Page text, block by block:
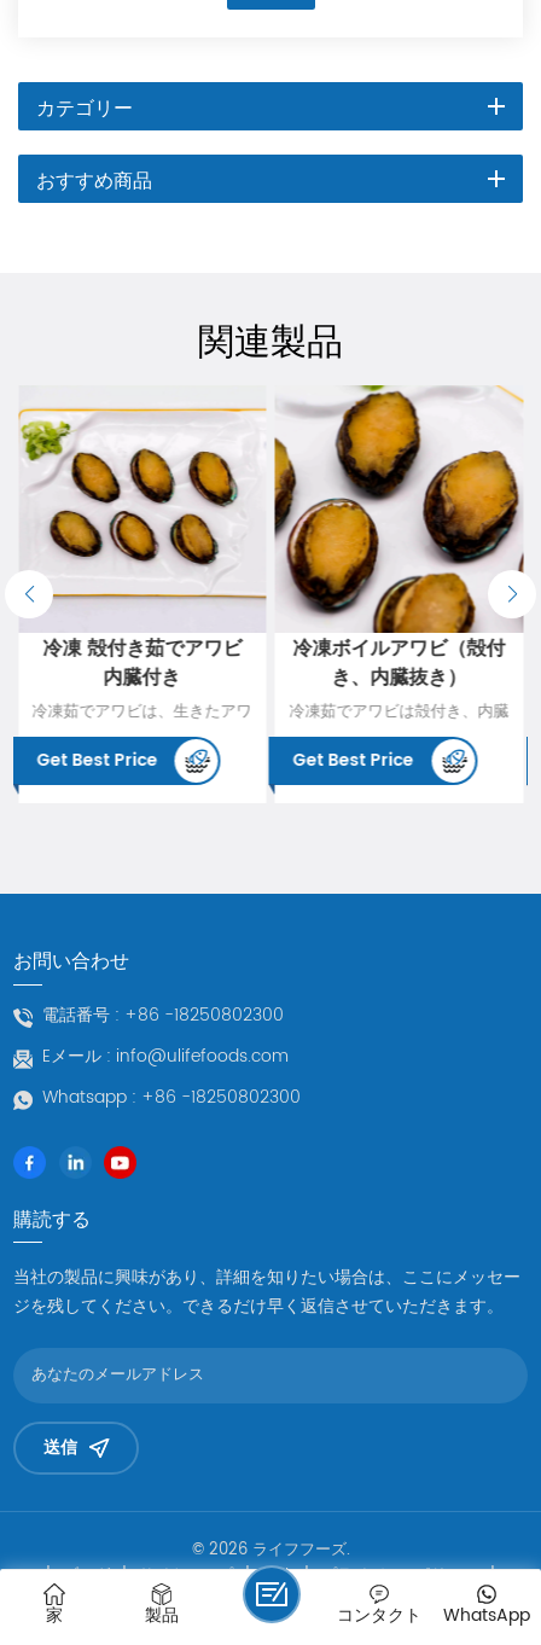
カテゴリー
おすすめ商品
関連製品
冷凍 殻付き茹でアワビ
内臓付き
冷凍茹でアワビは、生きたアワ
ビを殻と内臓ごと洗浄し、高温
で湯通しし、栄養分を閉じ込め
取り除く機能があります。特
に、陰の栄養と視力の改善に非
常に強力であり、視力の悪い人
に適しています。
Get Best Price
冷凍ボイルアワビ（殻付
き、内臓抜き）
冷凍茹でアワビは殻付き、内臓
を取り除いた活アワビを洗浄
し、高温で湯通しし、内臓を取
ざまな調理法や料理の要件に合
Get Best Price
お問い合わせ
電話番号 : +86 -18250802300
Eメール : info@ulifefoods.com
Whatsapp : +86 -18250802300
購読する
当社の製品に興味があり、詳細を知りたい場合は、ここにメッセー
ジを残してください。できるだけ早く返信させていただきます。
送信
© 2026 ライフフーズ.
| ブログ | サイトマップ | XML | プライバシーポリシー |
IPv6 サポートされているネットワーク
家 製品 WhatsApp
コンタクト